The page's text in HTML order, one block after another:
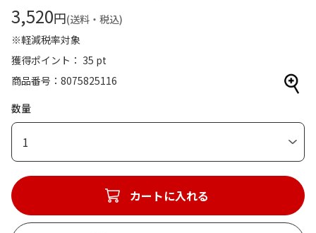
3,520円(送料・税込)
※軽減税率対象
獲得ポイント： 35 pt
商品番号
8075825116
数量
1
カートに入れる